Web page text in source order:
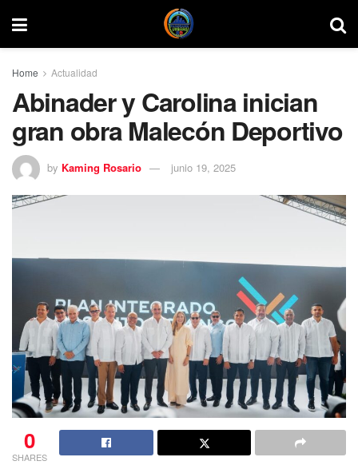
Home Actualidad
Abinader y Carolina inician
gran obra Malecón Deportivo
by Kaming Rosario junio 19, 2025
0
SHARES